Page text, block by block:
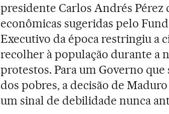
presidente Carlos Andrés Pérez
econômicas sugeridas pelo
Executivo da época restringiu a
recolher à população durante a
protestos. Para um Governo
dos pobres, a decisão de
um sinal de debilidade nunca